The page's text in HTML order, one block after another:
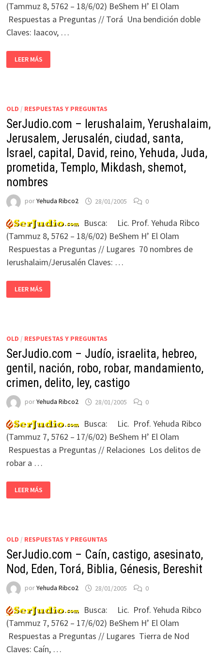
(Tammuz 8, 5762 – 18/6/02) BeShem H’ El Olam
Respuestas a Preguntas // Torá Una bendición doble
Claves: Iaacov, …
LEER MÁS
OLD / RESPUESTAS Y PREGUNTAS
SerJudio.com – Ierushalaim, Yerushalaim,
Jerusalem, Jerusalén, ciudad, santa,
Israel, capital, David, reino, Yehuda, Juda,
prometida, Templo, Mikdash, shemot,
nombres
porYehuda Ribco2 28/01/2005 0
Busca: Lic. Prof. Yehuda Ribco
(Tammuz 8, 5762 – 18/6/02) BeShem H’ El Olam
Respuestas a Preguntas // Lugares 70 nombres de
Ierushalaim/Jerusalén Claves: …
LEER MÁS
OLD / RESPUESTAS Y PREGUNTAS
SerJudio.com – Judío, israelita, hebreo,
gentil, nación, robo, robar, mandamiento,
crimen, delito, ley, castigo
porYehuda Ribco2 28/01/2005 0
Busca: Lic. Prof. Yehuda Ribco
(Tammuz 7, 5762 – 17/6/02) BeShem H’ El Olam
Respuestas a Preguntas // Relaciones Los delitos de
robar a …
LEER MÁS
OLD / RESPUESTAS Y PREGUNTAS
SerJudio.com – Caín, castigo, asesinato,
Nod, Eden, Torá, Biblia, Génesis, Bereshit
porYehuda Ribco2 28/01/2005 0
Busca: Lic. Prof. Yehuda Ribco
(Tammuz 7, 5762 – 17/6/02) BeShem H’ El Olam
Respuestas a Preguntas // Lugares Tierra de Nod
Claves: Caín, …